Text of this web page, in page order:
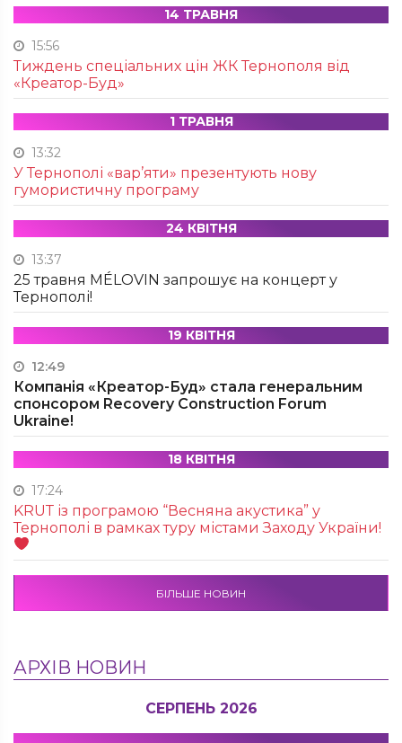
14 ТРАВНЯ
15:56
Тиждень спеціальних цін ЖК Тернополя від
«Креатор-Буд»
1 ТРАВНЯ
13:32
У Тернополі «вар’яти» презентують нову
гумористичну програму
24 КВІТНЯ
13:37
25 травня MÉLOVIN запрошує на концерт у
Тернополі!
19 КВІТНЯ
12:49
Компанія «Креатор-Буд» стала генеральним
спонсором Recovery Construction Forum
Ukraine!
18 КВІТНЯ
17:24
KRUТ із програмою “Весняна акустика” у
Тернополі в рамках туру містами Заходу України!
БІЛЬШЕ НОВИН
АРХІВ НОВИН
СЕРПЕНЬ 2026